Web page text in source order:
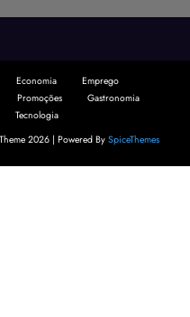
Emprego
Promoções
Tecnologia
Theme 2026 | Powered By SpiceThemes